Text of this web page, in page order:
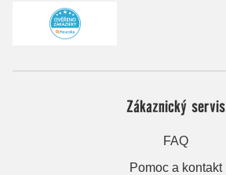
Zákaznický servis
FAQ
Pomoc a kontakt